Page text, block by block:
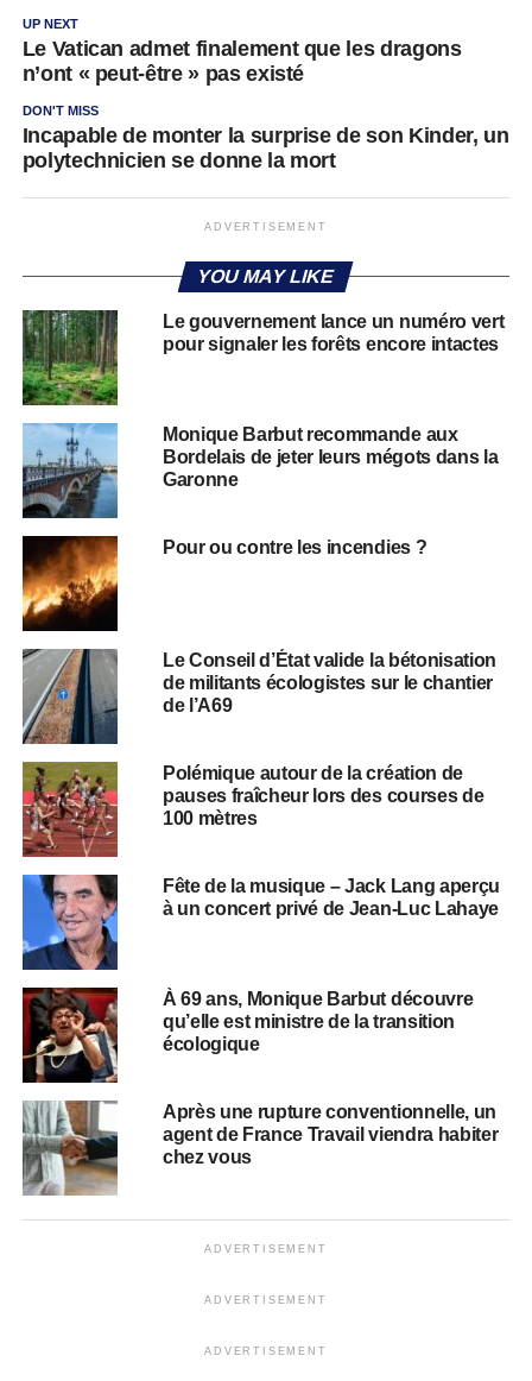
UP NEXT
Le Vatican admet finalement que les dragons
n’ont « peut-être » pas existé
DON'T MISS
Incapable de monter la surprise de son Kinder, un
polytechnicien se donne la mort
ADVERTISEMENT
YOU MAY LIKE
Le gouvernement lance un numéro vert
pour signaler les forêts encore intactes
Monique Barbut recommande aux
Bordelais de jeter leurs mégots dans la
Garonne
Pour ou contre les incendies ?
Le Conseil d’État valide la bétonisation
de militants écologistes sur le chantier
de l’A69
Polémique autour de la création de
pauses fraîcheur lors des courses de
100 mètres
Fête de la musique – Jack Lang aperçu
à un concert privé de Jean-Luc Lahaye
À 69 ans, Monique Barbut découvre
qu’elle est ministre de la transition
écologique
Après une rupture conventionnelle, un
agent de France Travail viendra habiter
chez vous
ADVERTISEMENT
ADVERTISEMENT
ADVERTISEMENT